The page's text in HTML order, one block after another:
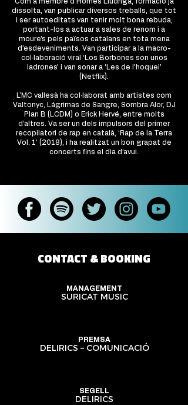
dissolta, van publicar diversos treballs, que tot
i ser autoeditats van tenir molt bona rebuda,
portant-los a actuar a sales de renom i a
moure’s pels països catalans en tota mena
d’esdeveniments. Van participar a la macro-
col·laboració viral ‘Los Borbones son unos
ladrones’ i van sonar a ‘Les de l’hoquei’
(Netflix).
L’MC vallesà ha col·laborat amb artistes com
Valtonyc, Lágrimas de Sangre, Sombra Alor, DJ
Plan B (LCDM) o Erick Hervé, entre molts
d’altres. Va ser un dels impulsors del primer
recopilatori de rap en català, ‘Rap de la Terra
Vol. 1’ (2018), i ha realitzat un bon grapat de
concerts fins el dia d’avui.
CONTACT & BOOKING
MANAGEMENT
SURICAT MUSIC
PREMSA
DELIRICS – COMUNICACIÓ
SEGELL
DELIRICS